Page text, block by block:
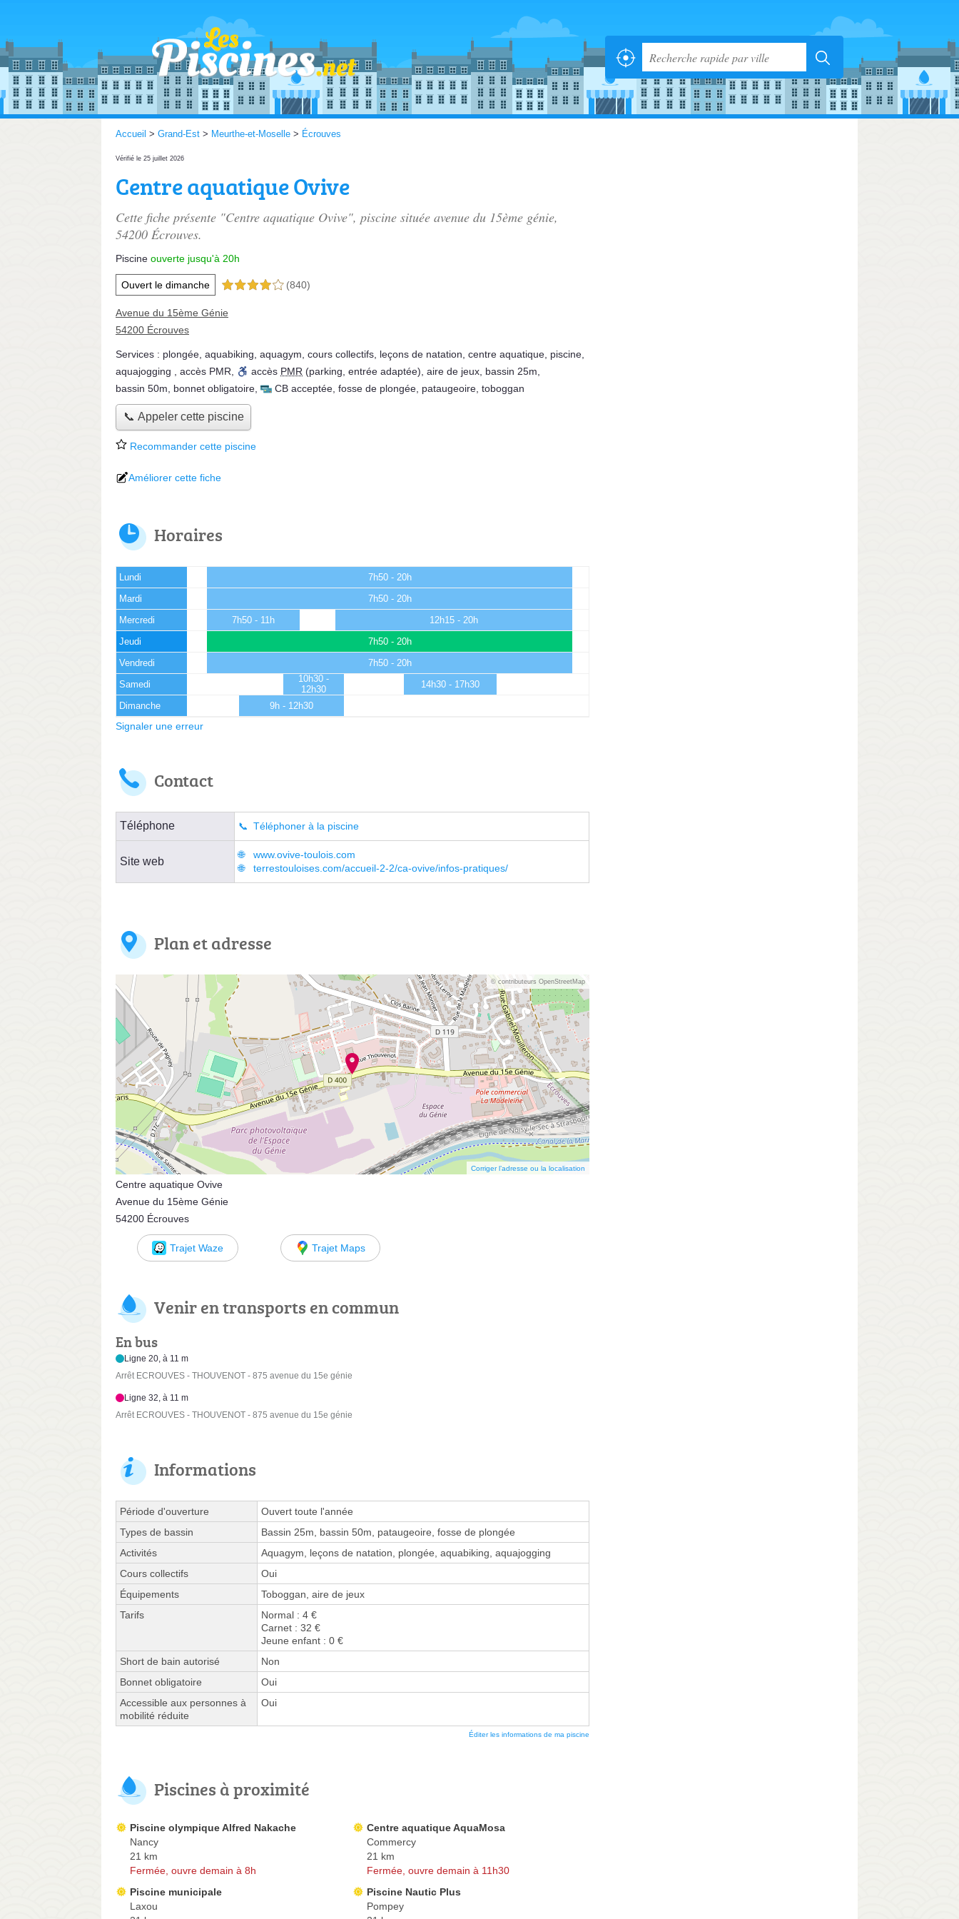
Accueil > Grand-Est > Meurthe-et-Moselle > Écrouves
Vérifié le 25 juillet 2026
Centre aquatique Ovive
Cette fiche présente "Centre aquatique Ovive", piscine située avenue du 15ème génie,
54200 Écrouves.
Piscine ouverte jusqu'à 20h
Ouvert le dimanche 4,0 étoiles sur 5 (840)
Avenue du 15ème Génie
54200 Écrouves
Services : plongée aquabiking aquagym cours collectifs leçons de natation centre aquatique piscine
aquajogging
accès PMR accès PMR (parking, entrée adaptée) aire de jeux bassin 25m
bassin 50m
bonnet obligatoire CB acceptée fosse de plongée pataugeoire toboggan
📞 Appeler cette piscine
Recommander cette piscine
Améliorer cette fiche
Horaires
Lundi 7h50 - 20h
Mardi 7h50 - 20h
Mercredi 7h50 - 11h 12h15 - 20h
Jeudi 7h50 - 20h
Vendredi 7h50 - 20h
Samedi
10h30 -
12h30
14h30 - 17h30
Dimanche 9h - 12h30
Signaler une erreur
Contact
Téléphone Téléphoner à la piscine
Site web
www.ovive-toulois.com
terrestouloises.com/accueil-2-2/ca-ovive/infos-pratiques/
Plan et adresse
© contributeurs OpenStreetMap
Corriger l’adresse ou la localisation
Centre aquatique Ovive
Avenue du 15ème Génie
54200 Écrouves
Trajet Waze Trajet Maps
Venir en transports en commun
En bus
Ligne 20, à 11 m
Arrêt ECROUVES - THOUVENOT - 875 avenue du 15e génie
Ligne 32, à 11 m
Arrêt ECROUVES - THOUVENOT - 875 avenue du 15e génie
Informations
Période d'ouverture
Ouvert toute l'année
Types de bassin
Bassin 25m, bassin 50m, pataugeoire, fosse de plongée
Activités
Aquagym, leçons de natation, plongée, aquabiking, aquajogging
Cours collectifs
Oui
Équipements
Toboggan, aire de jeux
Tarifs
Normal : 4 €
Carnet : 32 €
Jeune enfant : 0 €
Short de bain autorisé
Non
Bonnet obligatoire
Oui
Accessible aux personnes à
mobilité réduite
Oui
Éditer les informations de ma piscine
Piscines à proximité
Piscine olympique Alfred Nakache
Nancy
21 km
Fermée, ouvre demain à 8h
Centre aquatique AquaMosa
Commercy
21 km
Fermée, ouvre demain à 11h30
Piscine municipale
Laxou
Piscine Nautic Plus
Pompey